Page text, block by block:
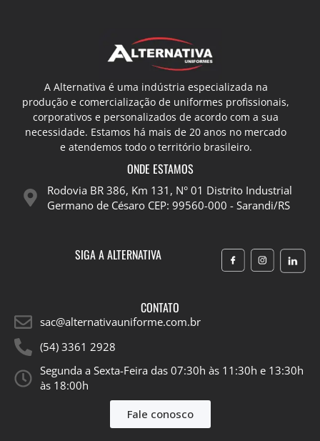
A Alternativa é uma indústria especializada na
produção e comercialização de uniformes profissionais,
corporativos e personalizados de acordo com a sua
necessidade. Estamos há mais de 20 anos no mercado
e atendemos todo o território brasileiro.
ONDE ESTAMOS
Rodovia BR 386, Km 131, N° 01 Distrito Industrial
Germano de Césaro CEP: 99560-000 - Sarandi/RS
SIGA A ALTERNATIVA
CONTATO
sac@alternativauniforme.com.br
(54) 3361 2928
Segunda a Sexta-Feira das 07:30h às 11:30h e 13:30h
às 18:00h​
Fale conosco